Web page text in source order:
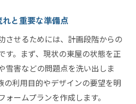
フォーム実践アイデア
重要な雪対策のチェックリス
合う雪対策リフォーム仕様
と重要な準備点
させるためには、計画段階からの
す。まず、現状の東屋の状態を正
雪害などの問題点を洗い出しま
の利用目的やデザインの要望を明
ームプランを作成します。